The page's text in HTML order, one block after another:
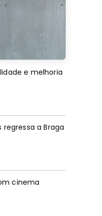
e melhoria
regressa a Braga
cinema